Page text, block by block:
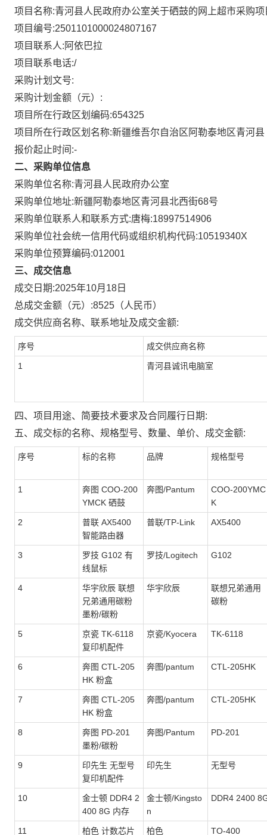
项目名称:青河县人民政府办公室关于硒鼓的网上超市采购项
项目编号:2501101000024807167
项目联系人: 阿依巴拉
项目联系电话:/
采购计划文号:
采购计划金额（元）:
项目所在行政区划编码:654325
项目所在行政区划名称:新疆维吾尔自治区阿勒泰地区青河县
报价起止时间:-
二、采购单位信息
采购单位名称:青河县人民政府办公室
采购单位地址:新疆阿勒泰地区青河县北西街68号
采购单位联系人和联系方式:唐梅:18997514906
采购单位社会统一信用代码或组织机构代码:10519340X
采购单位预算编码:012001
三、成交信息
成交日期:2025年10月18日
总成交金额（元）:8525 （人民币）
成交供应商名称、联系地址及成交金额:
序号 成交供应商名称
1 青河县诚讯电脑室
四、项目用途、简要技术要求及合同履行日期:
五、成交标的名称、规格型号、数量、单价、成交金额:
序号 标的名称 品牌 规格型号
1
奔图 COO-200
YMCK 硒鼓
奔图/Pantum
COO-200YMC
K
2
普联 AX5400
智能路由器
普联/TP-Link AX5400
3
罗技 G102 有
线鼠标
罗技/Logitech G102
4
华宇欣辰 联想
兄弟通用碳粉
墨粉/碳粉
华宇欣辰
联想兄弟通用
碳粉
5
京瓷 TK-6118
复印机配件
京瓷/Kyocera TK-6118
6
奔图 CTL-205
HK 粉盒
奔图/pantum CTL-205HK
7
奔图 CTL-205
HK 粉盒
奔图/pantum CTL-205HK
8
奔图 PD-201
墨粉/碳粉
奔图/Pantum PD-201
9
印先生 无型号
复印机配件
印先生 无型号
10
金士顿 DDR4 2
400 8G 内存
金士顿/Kingsto
n
DDR4 2400
11 柏色 计数芯片 柏色 TO-400